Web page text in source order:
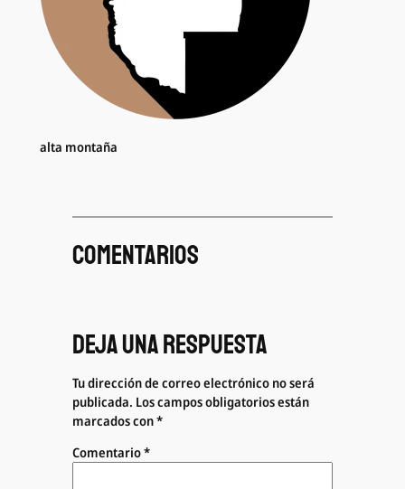
alta montaña
Comentarios
Deja una respuesta
Tu dirección de correo electrónico no será
publicada. Los campos obligatorios están
marcados con*
Comentario*